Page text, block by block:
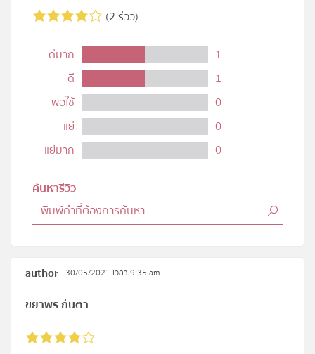
(2 รีวิว)
ดีมาก
1
ดี
1
พอใช้
0
แย่
0
แย่มาก
0
ค้นหารีวิว
author 30/05/2021 เวลา 9:35 am
ขยาพร กันตา